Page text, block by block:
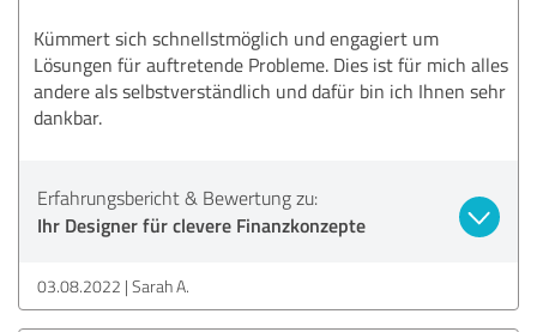
Kümmert sich schnellstmöglich und engagiert um
Lösungen für auftretende Probleme. Dies ist für mich alles
andere als selbstverständlich und dafür bin ich Ihnen sehr
dankbar.
Erfahrungsbericht & Bewertung zu:
Ihr Designer für clevere Finanzkonzepte
03.08.2022 Sarah A.